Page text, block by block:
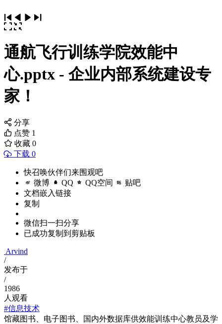
通航飞行训练学院效能中
心.pptx - 企业内部系统建设专
家！
分享
点赞 1
收藏 0
下载 0
快召唤伙伴们来围观吧
微博 QQ QQ空间 贴吧
文档嵌入链接
复制
微信扫一扫分享
已成功复制到剪贴板
Arvind
/
发布于
/
1986
人观看
#信息技术
馆藏图书、电子图书、国内外数据库供效能训练中心教员及学